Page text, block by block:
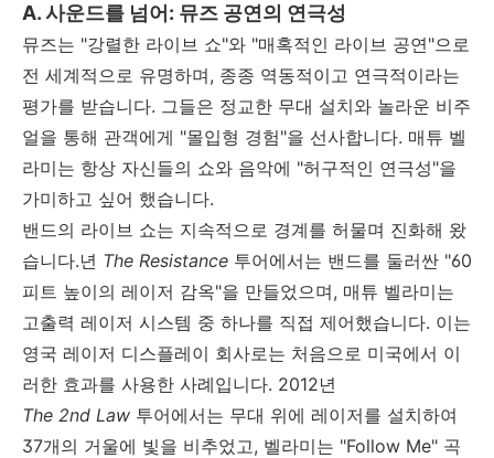
A.사운드를 넘어 : 뮤즈 공연의 연극성
뮤즈는 "강렬한 라이브 쇼"와 "매혹적인 라이브 공연"으로
전 세계적으로 유명하며, 종종 역동적이고 연극적이라는
평가를 받습니다. 그들은 정교한 무대 설치와 놀라운 비주
얼을 통해 관객에게 "몰입형 경험"을 선사합니다. 매튜 벨
라미는 항상 자신들의 쇼와 음악에 "허구적인 연극성"을
가미하고 싶어 했습니다.
밴드의 라이브 쇼는 지속적으로 경계를 허물며 진화해 왔
습니다.년 The Resistance 투어에서는 밴드를 둘러싼 "60
피트 높이의 레이저 감옥"을 만들었으며, 매튜 벨라미는
고출력 레이저 시스템 중 하나를 직접 제어했습니다. 이는
영국 레이저 디스플레이 회사로는 처음으로 미국에서 이
러한 효과를 사용한 사례입니다. 2012년
The 2nd Law 투어에서는 무대 위에 레이저를 설치하여
37개의 거울에 빛을 비추었고, 벨라미는 "Follow Me" 곡